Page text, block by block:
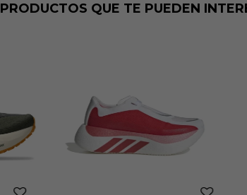
PRODUCTOS QUE TE PUEDEN